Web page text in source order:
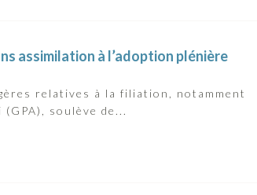
assimilation à l’adoption plénière
relatives à la filiation, notamment
soulève de...